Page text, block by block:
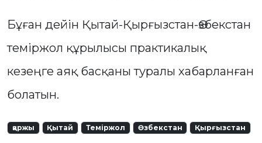
Бұған дейін Қытай-Қырғызстан-Өзбекстан
теміржол құрылысы практикалық
кезеңге аяқ басқаны туралы хабарланған
болатын.
қаржы Қытай Теміржол Өзбекстан Қырғызстан